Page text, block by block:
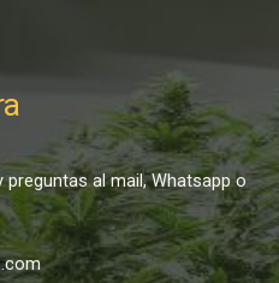
al mail, Whatsapp o